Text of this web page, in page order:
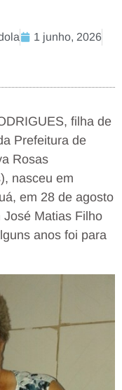
1 junho, 2026
filha de
Prefeitura de
Rosas
nasceu em
em 28 de agosto
Matias Filho
anos foi para